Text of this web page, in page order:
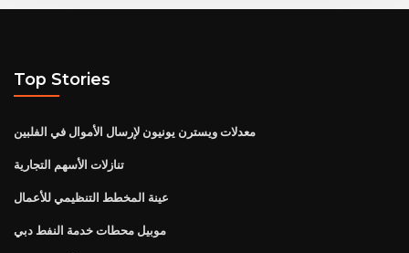
Top Stories
معدلات ويسترن يونيون لإرسال الأموال في الفلبين
تنازلات الأسهم التجارية
عينة المخطط التنظيمي للأعمال
موبيل محطات خدمة النفط دبي